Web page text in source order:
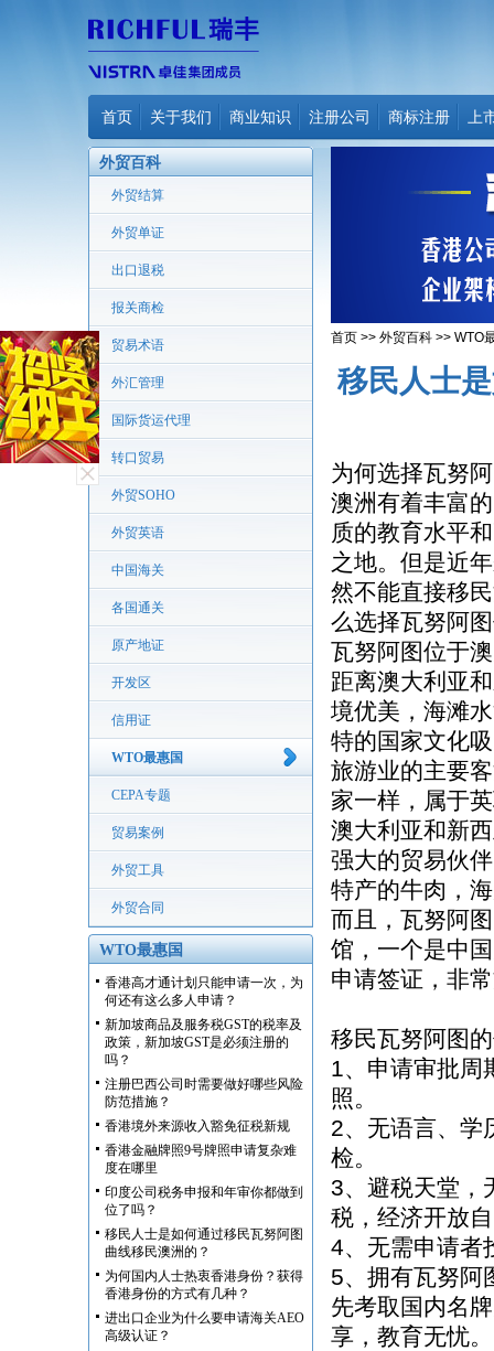
首页 关于我们 商业知识 注册公司 商标注册 上
外贸百科
外贸结算
外贸单证
出口退税
报关商检
贸易术语
外汇管理
国际货运代理
转口贸易
外贸SOHO
外贸英语
中国海关
各国通关
原产地证
开发区
信用证
WTO最惠国
CEPA专题
贸易案例
外贸工具
外贸合同
WTO最惠国
香港高才通计划只能申请一次，为
何还有这么多人申请？
新加坡商品及服务税GST的税率及
政策，新加坡GST是必须注册的
吗？
注册巴西公司时需要做好哪些风险
防范措施？
香港境外来源收入豁免征税新规
香港金融牌照9号牌照申请复杂难
度在哪里
印度公司税务申报和年审你都做到
位了吗？
移民人士是如何通过移民瓦努阿图
曲线移民澳洲的？
为何国内人士热衷香港身份？获得
香港身份的方式有几种？
进出口企业为什么要申请海关AEO
高级认证？
首页 >> 外贸百科 >> WTO
移民人士
为何选择瓦努
澳洲有着丰富
质的教育水平
之地。但是近
然不能直接移
么选择瓦努阿
瓦努阿图位于
距离澳大利亚
境优美，海滩
特的国家文化
旅游业的主要
家一样，属于
澳大利亚和新
强大的贸易伙
特产的牛肉，
而且，瓦努阿
馆，一个是中
申请签证，非
移民瓦努阿图
1、申请审批周
照。
2、无语言、学
检。
3、避税天堂，
税，经济开放
4、无需申请者
5、拥有瓦努阿
先考取国内名
享，教育无忧。